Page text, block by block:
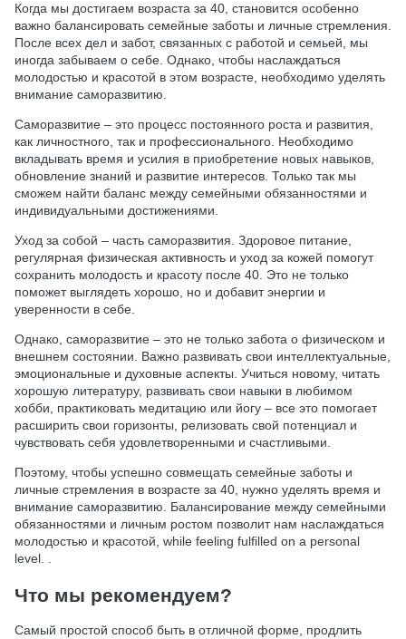
Когда мы достигаем возраста за 40, становится особенно
важно балансировать семейные заботы и личные стремления.
После всех дел и забот, связанных с работой и семьей, мы
иногда забываем о себе. Однако, чтобы наслаждаться
молодостью и красотой в этом возрасте, необходимо уделять
внимание саморазвитию.
Саморазвитие – это процесс постоянного роста и развития,
как личностного, так и профессионального. Необходимо
вкладывать время и усилия в приобретение новых навыков,
обновление знаний и развитие интересов. Только так мы
сможем найти баланс между семейными обязанностями и
индивидуальными достижениями.
Уход за собой – часть саморазвития. Здоровое питание,
регулярная физическая активность и уход за кожей помогут
сохранить молодость и красоту после 40. Это не только
поможет выглядеть хорошо, но и добавит энергии и
уверенности в себе.
Однако, саморазвитие – это не только забота о физическом и
внешнем состоянии. Важно развивать свои интеллектуальные,
эмоциональные и духовные аспекты. Учиться новому, читать
хорошую литературу, развивать свои навыки в любимом
хобби, практиковать медитацию или йогу – все это помогает
расширить свои горизонты, релизовать свой потенциал и
чувствовать себя удовлетворенными и счастливыми.
Поэтому, чтобы успешно совмещать семейные заботы и
личные стремления в возрасте за 40, нужно уделять время и
внимание саморазвитию. Балансирование между семейными
обязанностями и личным ростом позволит нам наслаждаться
молодостью и красотой, while feeling fulfilled on a personal
level. .
Что мы рекомендуем?
Самый простой способ быть в отличной форме, продлить